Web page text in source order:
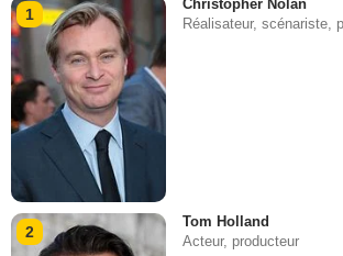
1
Christopher Nolan
Réalisateur, scénariste,
2
Tom Holland
Acteur, producteur